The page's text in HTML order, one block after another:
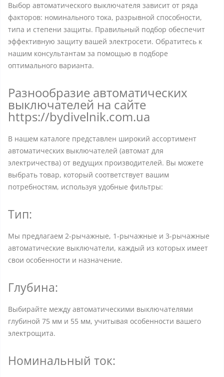
Выбор автоматического выключателя зависит от ряда
факторов: номинального тока, разрывной способности,
типа и степени защиты. Правильный подбор обеспечит
эффективную защиту вашей электросети. Обратитесь к
нашим консультантам за помощью в подборе
оптимального варианта.
Разнообразие автоматических
выключателей на сайте
https://bydivelnik.com.ua
В нашем каталоге представлен широкий ассортимент
автоматических выключателей (автомат для
электричества) от ведущих производителей. Вы можете
выбрать товар, который соответствует вашим
потребностям, используя удобные фильтры:
Тип:
Мы предлагаем 2-рычажные, 1-рычажные и 3-рычажные
автоматические выключатели, каждый из которых имеет
свои особенности и назначение.
Глубина:
Выбирайте между автоматическими выключателями
глубиной 75 мм и 55 мм, учитывая особенности вашего
электрощита.
Номинальный ток: